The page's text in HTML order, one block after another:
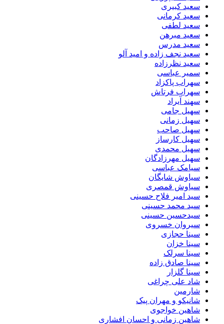
سعید کبیری
سعید کرمانی
سعید لطفی
سعید مبرهن
سعید مدرس
سعید نجف زاده و امید آلو
سعید نظرزاده
سمیر عباسی
سهراب پاکزاد
سهراب فرتاش
سهند آیراد
سهیل جامی
سهیل زمانی
سهیل صاحب
سهیل کارساز
سهیل محمدی
سهیل مهرزادگان
سیامک عباسی
سیاوش شایگان
سیاوش قمصری
سید امیر فلاح حسینی
سید محمد حسینی
سیدحسین حسینی
سیروان خسروی
سینا حجازی
سینا خزان
سینا سرلک
سینا صادق زاده
سینا گلزار
شاد علی چراغی
شارمین
شانیکو و مهران پیک
شاهین خواجوی
شاهین زمانی و احسان افشاری